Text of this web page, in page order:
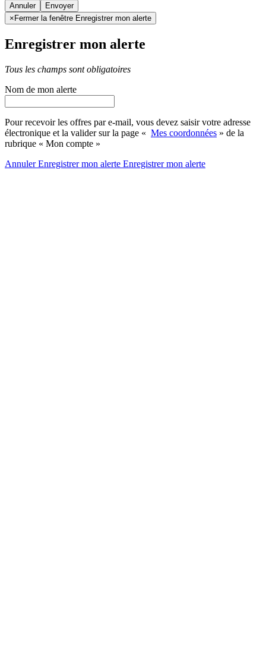
Annuler
× Fermer la fenêtre Enregistrer mon alerte
Enregistrer mon alerte
Tous les champs sont obligatoires
Nom de mon alerte
Pour recevoir les offres par e-mail, vous devez saisir votre adresse
électronique et la valider sur la page « Mes coordonnées » de la
rubrique « Mon compte »
AnnulerEnregistrer mon alerte Enregistrermon alerte